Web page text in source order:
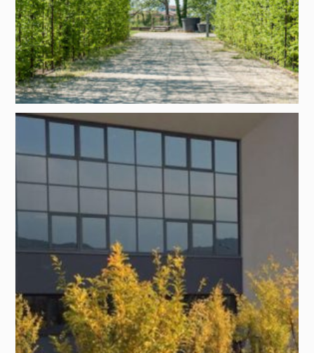
Progetto di: Domenico Luciani